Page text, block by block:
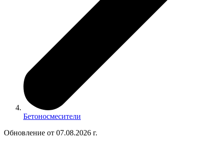
Бетоносмесители
Обновление от 07.08.2026 г.